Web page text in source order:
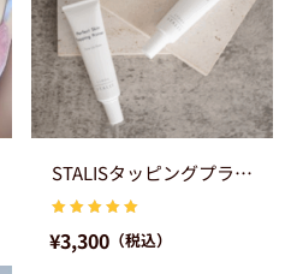
VOLUMAX BUSTSERUM ボルマックスバストセラム
STALISタッピングプライマー
中
5.00
¥3,300 （税込）